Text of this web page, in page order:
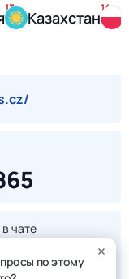
13
Казахстан
14
чате
по этому